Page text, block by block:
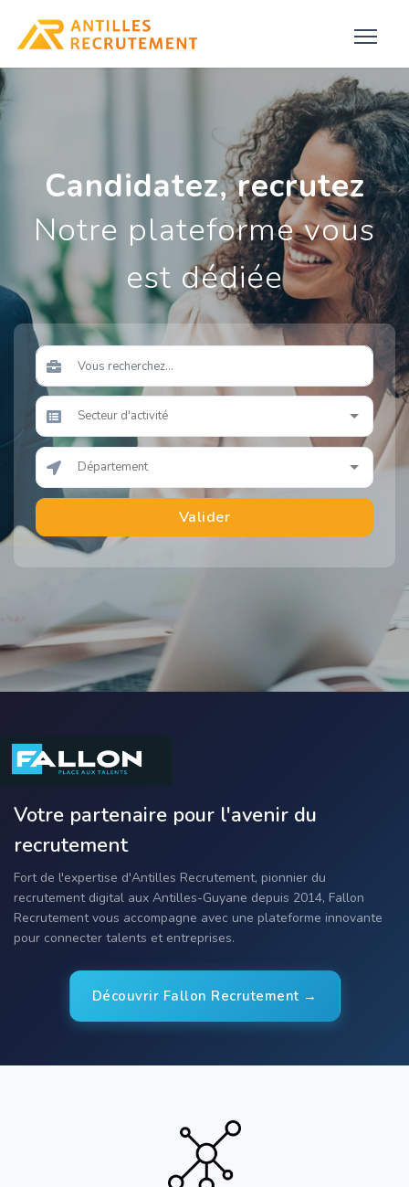
Candidatez, recrutez
Notre plateforme vous
est dédiée
Valider
Votre partenaire pour l'avenir du
recrutement
Fort de l'expertise d'Antilles Recrutement, pionnier du
recrutement digital aux Antilles-Guyane depuis 2014, Fallon
Recrutement vous accompagne avec une plateforme innovante
pour connecter talents et entreprises.
Découvrir Fallon Recrutement →